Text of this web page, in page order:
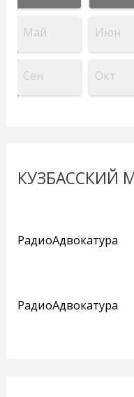
Май Июн
Сен Окт
КУЗБАССКИЙ
РадиоАдвокатура
РадиоАдвокатура